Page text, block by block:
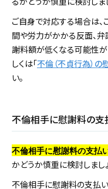
ご自身で対応する場合は、
間や労力がかかる反面、
謝料額が低くなる可能性が
しくは「不倫（不貞行為）
い。
不倫相手に慰謝料の
不倫相手に慰謝料の支払
かどうか慎重に検討しましょ
不倫相手に慰謝料の支払